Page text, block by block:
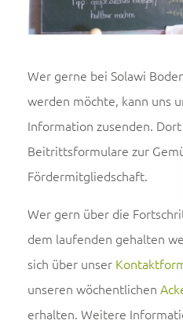
Wer gerne bei Solawi
werden möchte, kann uns
Information zusenden.
Beitrittsformulare zur
Fördermitgliedschaft.
Wer gern über die
dem laufenden gehalten
sich über unser
unseren wöchentlichen
erhalten. Weitere